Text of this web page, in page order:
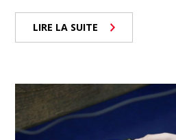
LIRE LA SUITE